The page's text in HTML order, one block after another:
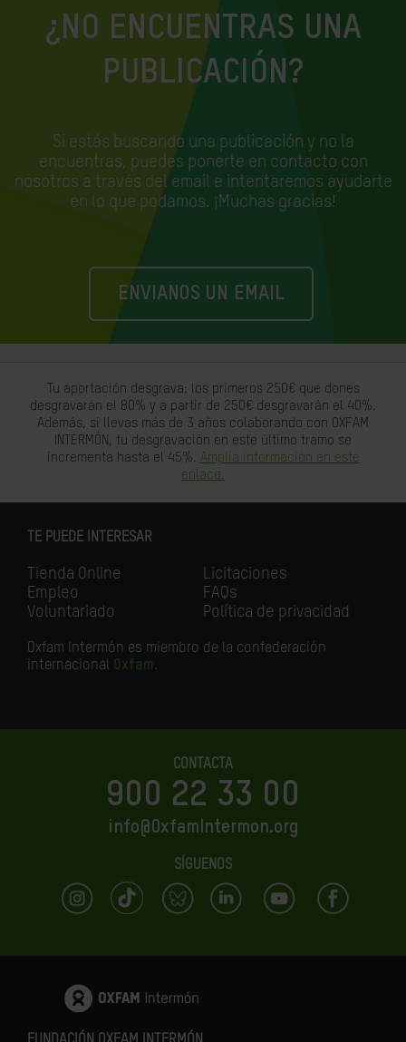
¿NO ENCUENTRAS UNA
PUBLICACIÓN?
Si estás buscando una publicación y no la
encuentras, puedes ponerte en contacto con
nosotros a través del email e intentaremos ayudarte
en lo que podamos. ¡Muchas gracias!
ENVIANOS UN EMAIL
Tu aportación desgrava: los primeros 250€ que dones
desgravarán el 80% y a partir de 250€ desgravarán el 40%.
Además, si llevas más de 3 años colaborando con OXFAM
INTERMÓN, tu desgravación en este último tramo se
incrementa hasta el 45%. Amplia información en este
enlace.
TE PUEDE INTERESAR
Tienda Online
Empleo
Voluntariado
Licitaciones
FAQs
Política de privacidad
Oxfam Intermón es miembro de la confederación
internacional Oxfam.
CONTACTA
900 22 33 00
info@OxfamIntermon.org
SÍGUENOS